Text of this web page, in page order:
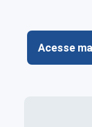
Acesse